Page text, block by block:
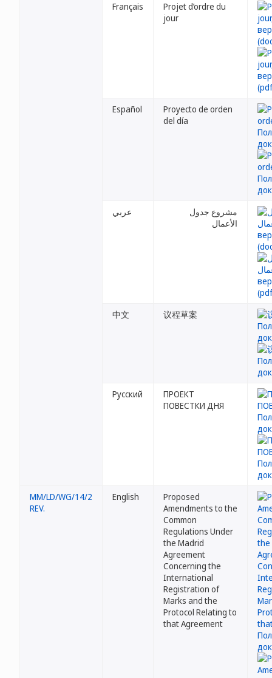
Français
Projet d’ordre du
jour
Español
Proyecto de orden
del día
عربي
مشروع جدول
الأعمال
中文 议程草案
Русский
ПРОЕКТ
ПОВЕСТКИ ДНЯ
MM/LD/WG/14/2
REV.
English
Proposed
Amendments to the
Common
Regulations Under
the Madrid
Agreement
Concerning the
International
Registration of
Marks and the
Protocol Relating to
that Agreement